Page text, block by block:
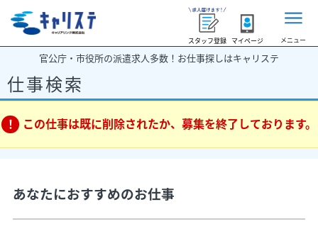
スタッフ登録 マイページ メニュー
官公庁・市役所の派遣求人多数！お仕事探しはキャリステ
仕事検索
この仕事は既に削除されたか、募集を終了しております。
あなたにおすすめのお仕事